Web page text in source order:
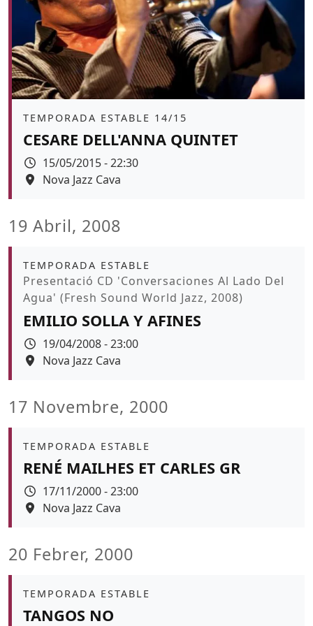
Àmbit
TEMPORADA ESTABLE 14/15
CESARE DELL'ANNA QUINTET
Data
15/05/2015 - 22:30
Espai
Nova Jazz Cava
19 Abril, 2008
Àmbit
TEMPORADA ESTABLE
Promoció
Presentació CD 'Conversaciones Al Lado Del
Agua' (Fresh Sound World Jazz, 2008)
EMILIO SOLLA Y AFINES
Data
19/04/2008 - 23:00
Espai
Nova Jazz Cava
17 Novembre, 2000
Àmbit
TEMPORADA ESTABLE
RENÉ MAILHES ET CARLES GR
Data
17/11/2000 - 23:00
Espai
Nova Jazz Cava
20 Febrer, 2000
Àmbit
TEMPORADA ESTABLE
TANGOS NO